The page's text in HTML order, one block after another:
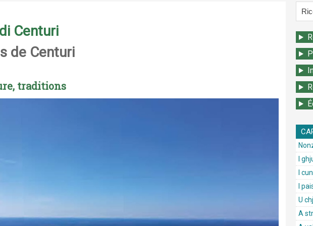
Centuri
de Centuri
traditions
I
I
I
U
A